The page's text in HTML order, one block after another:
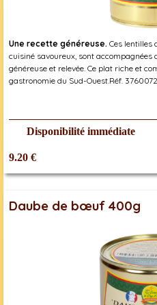
Une recette généreuse. Ces lentilles
cuisiné savoureux, sont accompagnées
généreuse et relevée. Ce plat riche et
gastronomie du Sud-Ouest.Réf.
Disponibilité immédiate
9.20 €
Daube de bœuf 400g